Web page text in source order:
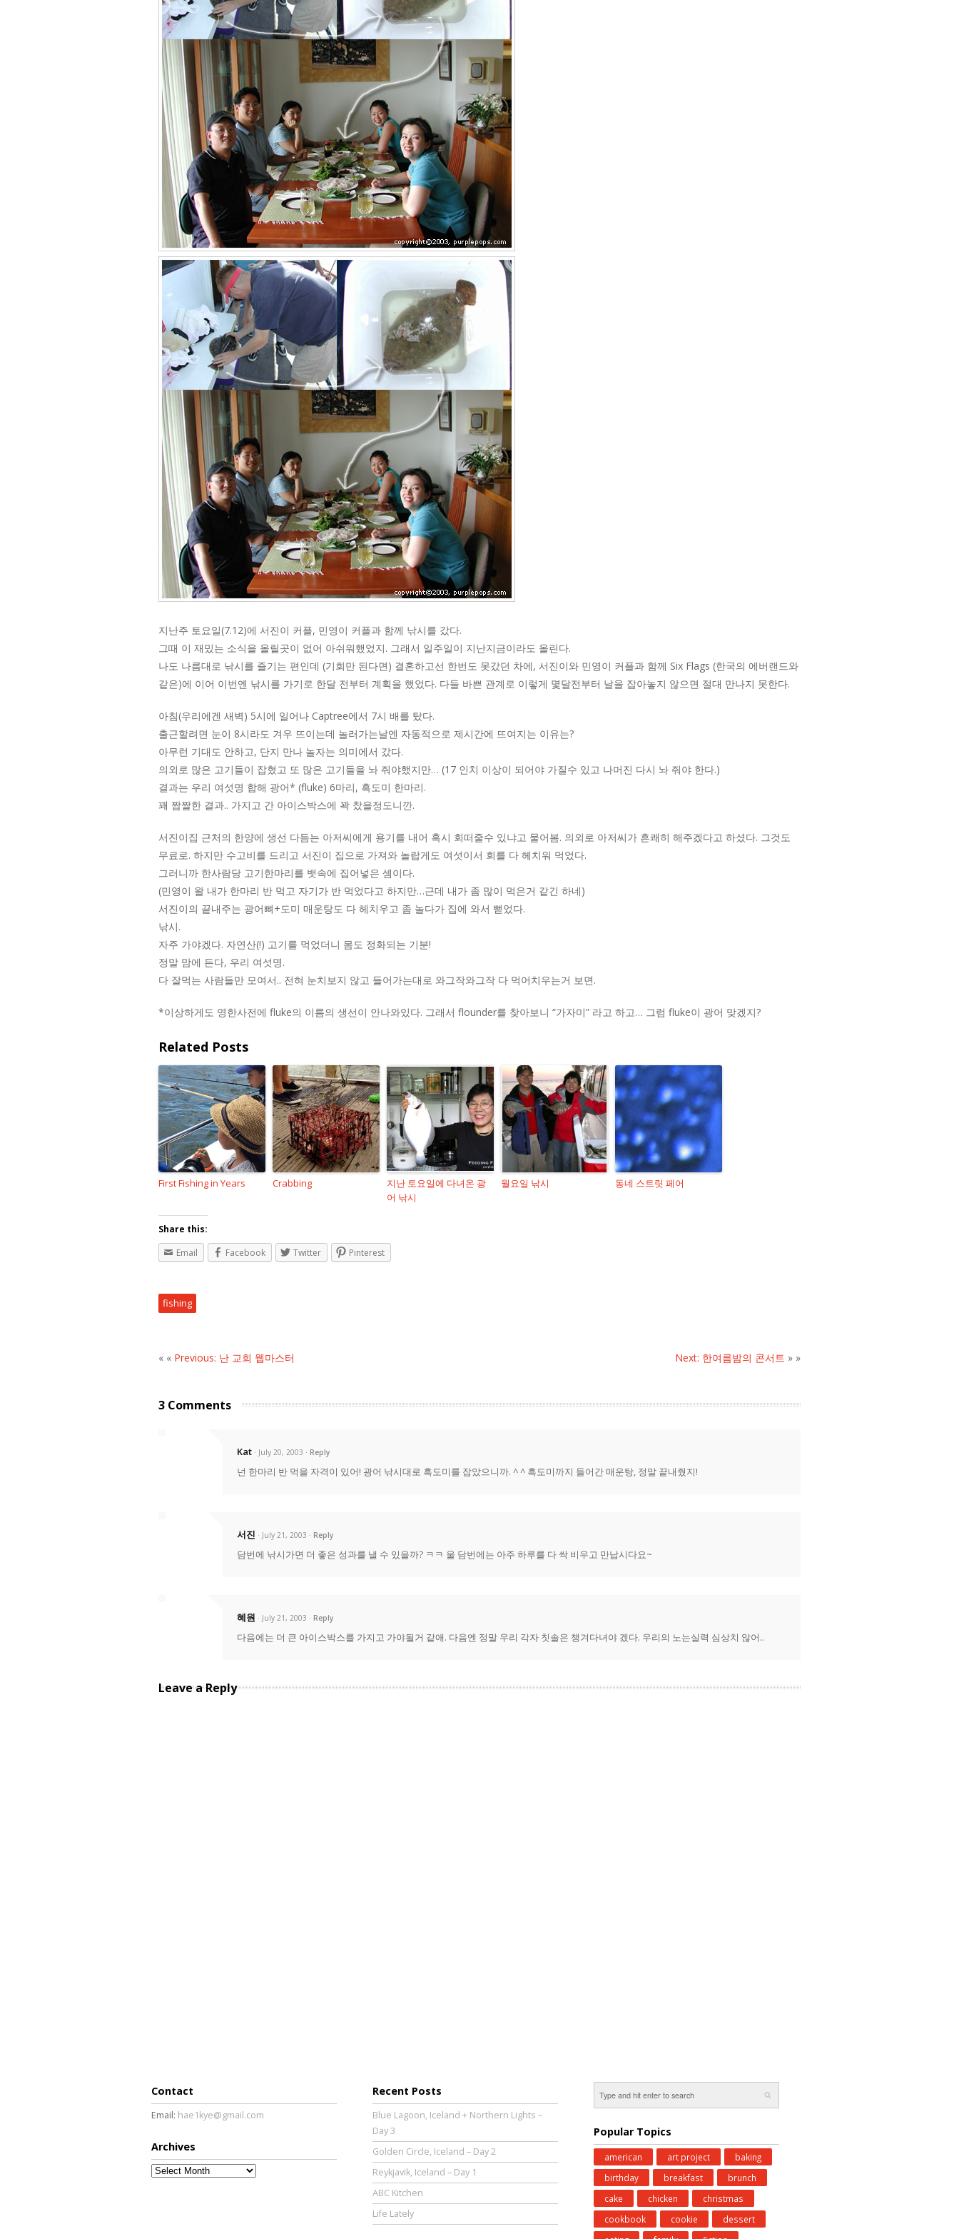
지난주 토요일(7.12)에 서진이 커플, 민영이 커플과 함께 낚시를 갔다.
그때 이 재밌는 소식을 올릴곳이 없어 아쉬워했었지. 그래서 일주일이 지난지금이라도 올린다.
나도 나름대로 낚시를 즐기는 편인데 (기회만 된다면) 결혼하고선 한번도 못갔던 차에, 서진이와 민영이 커플과 함께 Six Flags (한국의 에버랜드와
같은)에 이어 이번엔 낚시를 가기로 한달 전부터 계획을 했었다. 다들 바쁜 관계로 이렇게 몇달전부터 날을 잡아놓지 않으면 절대 만나지 못한다.
아침(우리에겐 새벽) 5시에 일어나 Captree에서 7시 배를 탔다.
출근할려면 눈이 8시라도 겨우 뜨이는데 놀러가는날엔 자동적으로 제시간에 뜨여지는 이유는?
아무런 기대도 안하고, 단지 만나 놀자는 의미에서 갔다.
의외로 많은 고기들이 잡혔고 또 많은 고기들을 놔 줘야했지만… (17 인치 이상이 되어야 가질수 있고 나머진 다시 놔 줘야 한다.)
결과는 우리 여섯명 합해 광어* (fluke) 6마리, 흑도미 한마리.
꽤 짭짤한 결과.. 가지고 간 아이스박스에 꽉 찼을정도니깐.
서진이집 근처의 한양에 생선 다듬는 아저씨에게 용기를 내어 혹시 회떠줄수 있냐고 물어봄. 의외로 아저씨가 흔쾌히 해주겠다고 하셨다. 그것도
무료로. 하지만 수고비를 드리고 서진이 집으로 가져와 놀랍게도 여섯이서 회를 다 헤치워 먹었다.
그러니까 한사람당 고기한마리를 뱃속에 집어넣은 셈이다.
(민영이 왈 내가 한마리 반 먹고 자기가 반 먹었다고 하지만…근데 내가 좀 많이 먹은거 같긴 하네)
서진이의 끝내주는 광어뼈+도미 매운탕도 다 헤치우고 좀 놀다가 집에 와서 뻗었다.
낚시.
자주 가야겠다. 자연산(!) 고기를 먹었더니 몸도 정화되는 기분!
정말 맘에 든다, 우리 여섯명.
다 잘먹는 사람들만 모여서.. 전혀 눈치보지 않고 들어가는대로 와그작와그작 다 먹어치우는거 보면.
*이상하게도 영한사전에 fluke의 이름의 생선이 안나와있다. 그래서 flounder를 찾아보니 “가자미” 라고 하고… 그럼 fluke이 광어 맞겠지?
Related Posts
First Fishing in Years Crabbing
지난 토요일에 다녀온 광
어 낚시
월요일 낚시 동네 스트릿 페어
Share this:
Email
Facebook Twitter Pinterest
fishing
« « Previous: 난 교회 웹마스터 Next: 한여름밤의 콘서트 » »
3 Comments
Kat · July 20, 2003 Reply
넌 한마리 반 먹을 자격이 있어! 광어 낚시대로 흑도미를 잡았으니까. ^ ^ 흑도미까지 들어간 매운탕, 정말 끝내줬지!
서진 · July 21, 2003 Reply
담번에 낚시가면 더 좋은 성과를 낼 수 있을까? ㅋㅋ 울 담번에는 아주 하루를 다 싹 비우고 만납시다요~
혜원 · July 21, 2003 Reply
다음에는 더 큰 아이스박스를 가지고 가야될거 같애. 다음엔 정말 우리 각자 칫솔은 챙겨다녀야 겠다. 우리의 노는실력 심상치 않어..
Leave a Reply
Contact
Email: hae1kye@gmail.com
Archives
Archives
Recent Posts
Blue Lagoon, Iceland + Northern Lights –
Day 3
Golden Circle, Iceland – Day 2
Reykjavik, Iceland – Day 1
ABC Kitchen
Life Lately
Popular Topics
american art project
baking
birthday
breakfast
brunch
cake
chicken
christmas
cookbook
cookie
dessert